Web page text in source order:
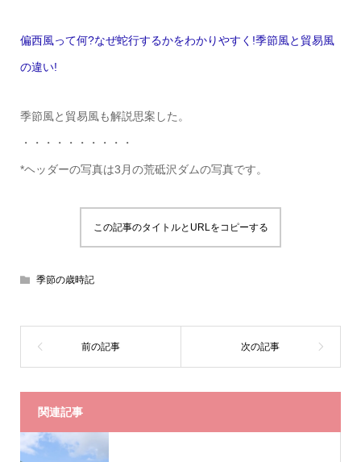
偏西風って何?なぜ蛇行するかをわかりやすく!季節風と貿易風
の違い!
季節風と貿易風も解説思案した。
・・・・・・・・・・
*ヘッダーの写真は3月の荒砥沢ダムの写真です。
この記事のタイトルとURLをコピーする
季節の歳時記
関連記事